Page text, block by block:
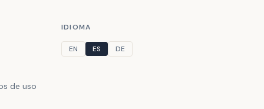
de uso
IDIOMA
EN ES DE